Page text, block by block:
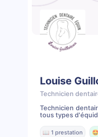
Louise
Technicien
Technicien
tous types
📖 1 prestation